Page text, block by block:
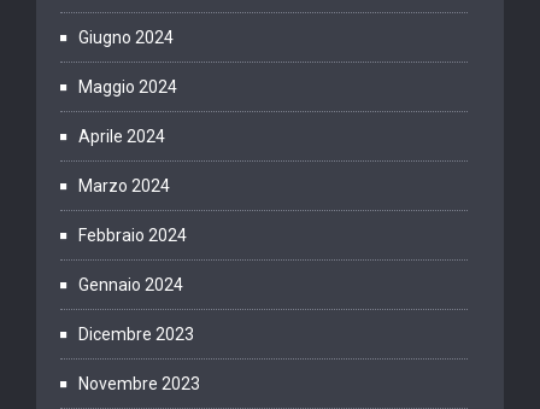
Giugno 2024
Maggio 2024
Aprile 2024
Marzo 2024
Febbraio 2024
Gennaio 2024
Dicembre 2023
Novembre 2023